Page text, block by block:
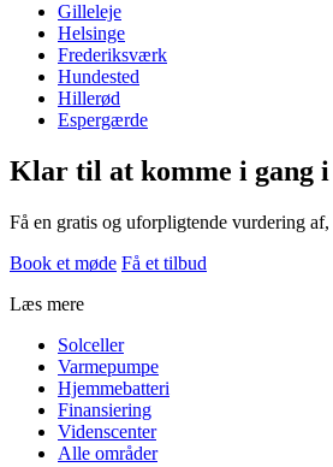
Gilleleje
Helsinge
Frederiksværk
Hundested
Hillerød
Espergærde
Klar til at komme i gang
Få en gratis og uforpligtende vurdering
Book et møde Få et tilbud
Læs mere
Solceller
Varmepumpe
Hjemmebatteri
Finansiering
Videnscenter
Alle områder